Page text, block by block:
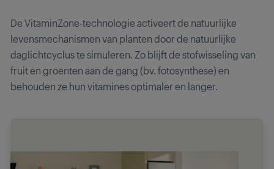
De VitaminZone-technologie activeert de natuurlijke
levensmechanismen van planten door de natuurlijke
daglichtcyclus te simuleren. Zo blijft de stofwisseling van
fruit en groenten aan de gang (bv. fotosynthese) en
behouden ze hun vitamines optimaler en langer.